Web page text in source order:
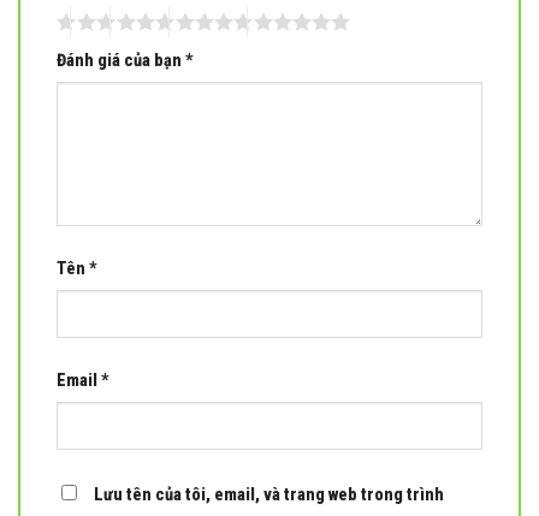
Đánh giá của bạn *
Tên *
Email *
Lưu tên của tôi, email, và trang web trong trình